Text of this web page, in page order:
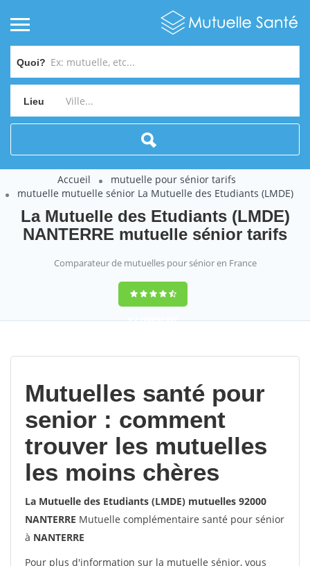
Quoi?
Lieu
Accueil
mutuelle pour sénior tarifs
mutuelle mutuelle sénior La Mutuelle des Etudiants (LMDE)
La Mutuelle des Etudiants (LMDE)
NANTERRE mutuelle sénior tarifs
Comparateur de mutuelles pour sénior en France
9,2(100%)452
Mutuelles santé pour
senior : comment
trouver les mutuelles
les moins chères
La Mutuelle des Etudiants (LMDE) mutuelles 92000
NANTERRE Mutuelle complémentaire santé pour sénior
à NANTERRE
Pour plus d'information sur la mutuelle sénior, vous